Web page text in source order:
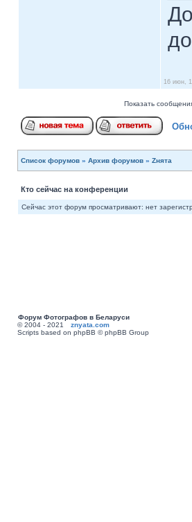
16 июн,
Показать
Список форумов » Архив форумов » Zнята
Кто сейчас на конференции
Сейчас этот форум просматривают: нет
Форум Фотографов в Беларуси
© 2004 - 2021 znyata.com
Scripts based on phpBB © phpBB Group